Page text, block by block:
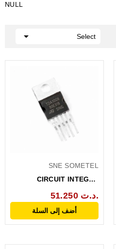
NULL
Select

SNE SOMETEL
CIRCUIT INTEGRE
51.250 د.ت.
أضف إلى السلة